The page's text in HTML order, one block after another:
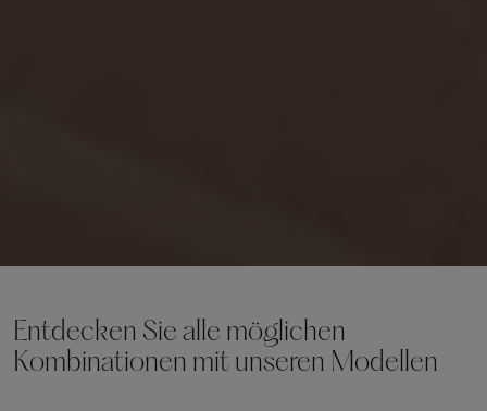
Entdecken Sie alle möglichen
Kombinationen mit unseren Modellen